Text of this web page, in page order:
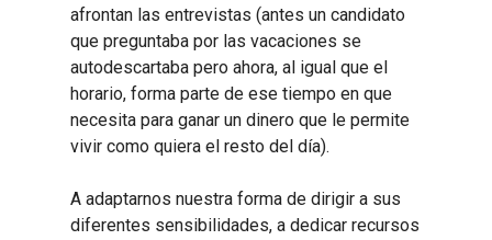
afrontan las entrevistas (antes un candidato
que preguntaba por las vacaciones se
autodescartaba pero ahora, al igual que el
horario, forma parte de ese tiempo en que
necesita para ganar un dinero que le permite
vivir como quiera el resto del día).
A adaptarnos nuestra forma de dirigir a sus
diferentes sensibilidades, a dedicar recursos